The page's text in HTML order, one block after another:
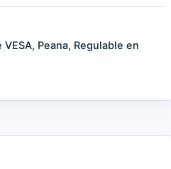
VESA, Peana, Regulable en